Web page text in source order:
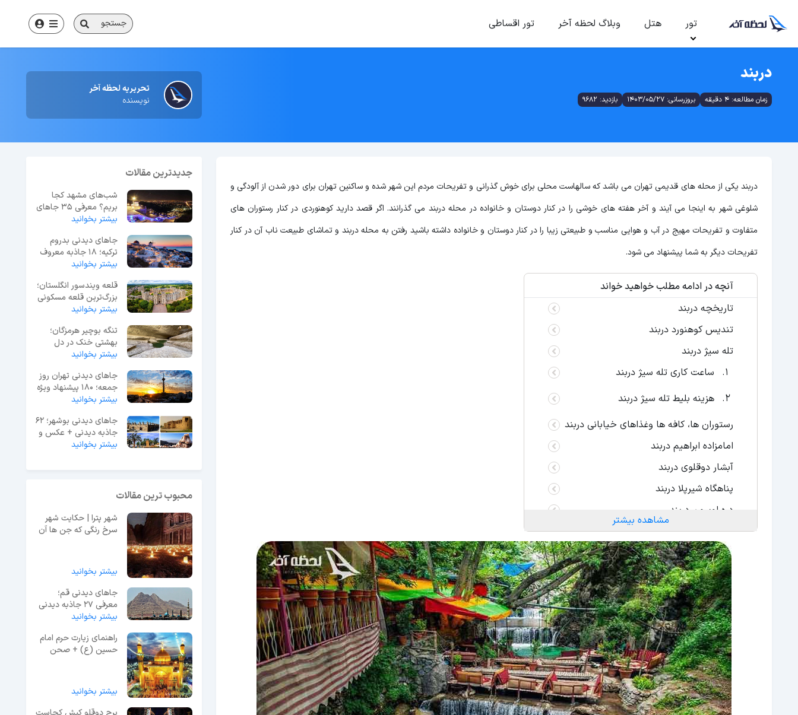
تور هتل وبلاگ لحظه آخر تور اقساطی جستجو
دربند
زمان مطالعه: 4 دقیقه بروزرسانی: 1403/05/27 بازدید: 9682
تحریریه لحظه آخر
نویسنده
دربند یکی از محله های قدیمی تهران می باشد که سالهاست محلی برای خوش گذرانی و تفریحات مردم این شهر شده و ساکنین تهران برای دور شدن از آلودگی و
شلوغی شهر به اینجا می آیند و آخر هفته های خوشی را در کنار دوستان و خانواده در محله دربند می گذرانند. اگر قصد دارید کوهنوردی در کنار رستوران های
متفاوت و تفریحات مهیج در آب و هوایی مناسب و طبیعتی زیبا را در کنار دوستان و خانواده داشته باشید رفتن به محله دربند و تماشای طبیعت ناب آن در کنار
تفریحات دیگر به شما پیشنهاد می شود.
آنچه در ادامه مطلب خواهید خواند
تاریخچه دربند
تندیس کوهنورد دربند
تله سیژ دربند
ساعت کاری تله سیژ دربند
هزینه بلیط تله سیژ دربند
رستوران ها، کافه ها وغذاهای خیابانی دربند
امامزاده ابراهیم دربند
آبشار دوقلوی دربند
پناهگاه شیرپلا دربند
دره اوسون دربند
آبشار سوتک دربند
هتل اوسون دربند
آدرس و دسترسی دربند
مشاهده بیشتر
جدیدترین مقالات
شب‌های مشهد کجا
بریم؟ معرفی 35 جاهای
دیدنی مشهد در شب
بیشتر بخوانید
جاهای دیدنی بدروم
ترکیه؛ 18 جاذبه معروف
+ عکس و آدرس
بیشتر بخوانید
قلعه ویندسور انگلستان؛
بزرگ‌ترین قلعه مسکونی
جهان
بیشتر بخوانید
تنگه بوچیر هرمزگان؛
بهشتی خنک در دل
گرمای جنوب ایران
بیشتر بخوانید
جاهای دیدنی تهران روز
جمعه؛ 180 پیشنهاد ویژه
آخر هفته
بیشتر بخوانید
جاهای دیدنی بوشهر؛ 62
جاذبه دیدنی + عکس و
آدرس
بیشتر بخوانید
محبوب ترین مقالات
شهر پترا | حکایت شهر
سرخ رنگی که جن ها آن
بیشتر بخوانید
جاهای دیدنی قم؛
معرفی 27 جاذبه دیدنی
+ عکس و آدرس
بیشتر بخوانید
راهنمای زیارت حرم امام
حسین (ع) + صحن
بیشتر بخوانید